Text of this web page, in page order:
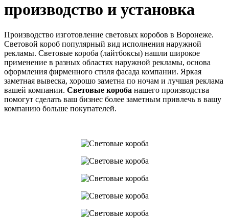
производство и установка
Производство изготовление световых коробов в Воронеже.
Световой короб популярный вид исполнения наружной
рекламы. Световые короба (лайтбоксы) нашли широкое
применение в разных областях наружной рекламы, основа
оформления фирменного стиля фасада компании. Яркая
заметная вывеска, хорошо заметна по ночам и лучшая реклама
вашей компании. Световые короба нашего производства
помогут сделать ваш бизнес более заметным привлечь в вашу
компанию больше покупателей.